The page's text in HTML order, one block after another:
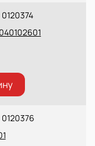
0120374
0120376